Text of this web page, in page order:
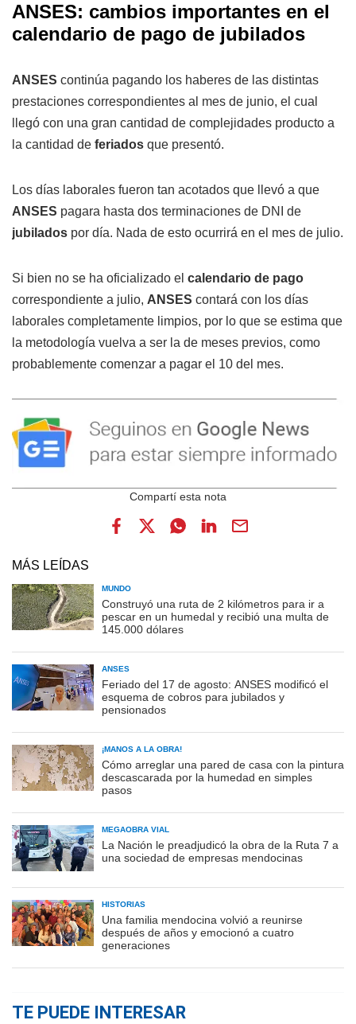
ANSES: cambios importantes en el
calendario de pago de jubilados
ANSES continúa pagando los haberes de las distintas
prestaciones correspondientes al mes de junio, el cual
llegó con una gran cantidad de complejidades producto a
la cantidad de feriados que presentó.
Los días laborales fueron tan acotados que llevó a que
ANSES pagara hasta dos terminaciones de DNI de
jubilados por día. Nada de esto ocurrirá en el mes de julio.
Si bien no se ha oficializado el calendario de pago
correspondiente a julio, ANSES contará con los días
laborales completamente limpios, por lo que se estima que
la metodología vuelva a ser la de meses previos, como
probablemente comenzar a pagar el 10 del mes.
MÁS LEÍDAS
MUNDO
Construyó una ruta de 2 kilómetros para ir a
pescar en un humedal y recibió una multa de
145.000 dólares
ANSES
Feriado del 17 de agosto: ANSES modificó el
esquema de cobros para jubilados y
pensionados
¡MANOS A LA OBRA!
Cómo arreglar una pared de casa con la pintura
descascarada por la humedad en simples
pasos
MEGAOBRA VIAL
La Nación le preadjudicó la obra de la Ruta 7 a
una sociedad de empresas mendocinas
HISTORIAS
Una familia mendocina volvió a reunirse
después de años y emocionó a cuatro
generaciones
TE PUEDE INTERESAR